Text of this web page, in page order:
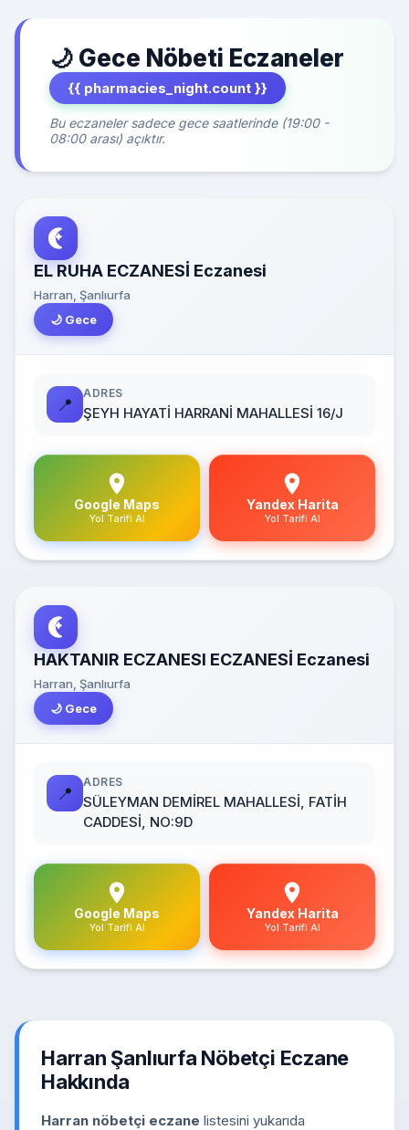
🌙 Gece Nöbeti Eczaneler
{{ pharmacies_night.count }}
Bu eczaneler sadece gece saatlerinde (19:00 -
08:00 arası) açıktır.
EL RUHA ECZANESİ Eczanesi
Harran, Şanlıurfa
🌙 Gece
📍
ADRES
ŞEYH HAYATİ HARRANİ MAHALLESİ 16/J
Google Maps
Yol Tarifi Al
Yandex Harita
Yol Tarifi Al
HAKTANIR ECZANESI ECZANESİ Eczanesi
Harran, Şanlıurfa
🌙 Gece
📍
ADRES
SÜLEYMAN DEMİREL MAHALLESİ, FATİH
CADDESİ, NO:9D
Google Maps
Yol Tarifi Al
Yandex Harita
Yol Tarifi Al
Harran Şanlıurfa Nöbetçi Eczane
Hakkında
Harran nöbetçi eczane listesini yukarıda